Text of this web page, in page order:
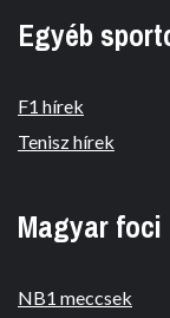
Egyéb
F1 hírek
Tenisz hírek
Magyar foci
NB1 meccsek